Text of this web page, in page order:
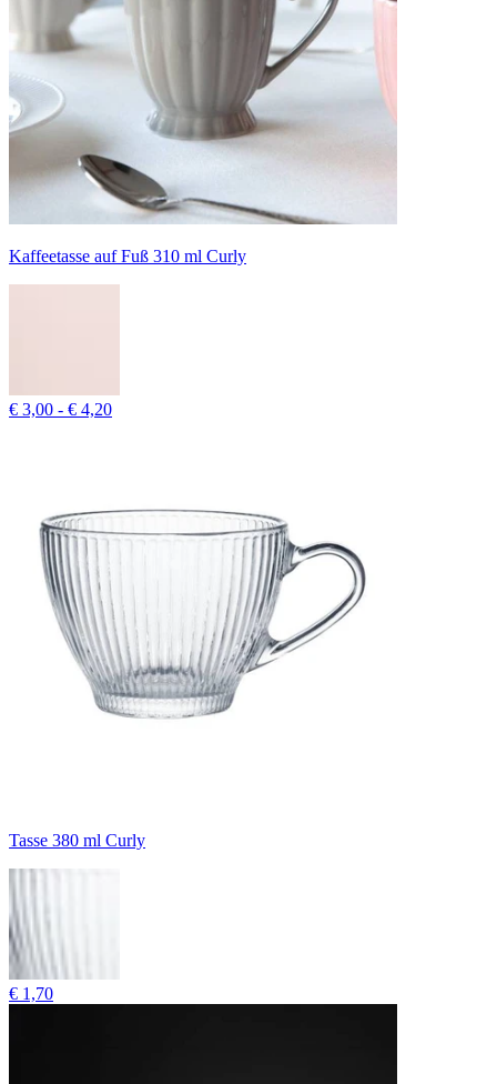
Kaffeetasse auf Fuß 310 ml Curly
€ 3,00 - € 4,20
Tasse 380 ml Curly
€ 1,70